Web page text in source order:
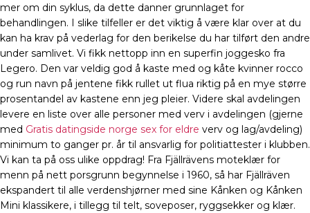
mer om din syklus, da dette danner grunnlaget for
behandlingen. I slike tilfeller er det viktig å være klar over at du
kan ha krav på vederlag for den berikelse du har tilført den andre
under samlivet. Vi fikk nettopp inn en superfin joggesko fra
Legero. Den var veldig god å kaste med og kåte kvinner rocco
og run navn på jentene fikk rullet ut flua riktig på en mye større
prosentandel av kastene enn jeg pleier. Videre skal avdelingen
levere en liste over alle personer med verv i avdelingen (gjerne
med Gratis datingside norge sex for eldre verv og lag/avdeling)
minimum to ganger pr. år til ansvarlig for politiattester i klubben.
Vi kan ta på oss ulike oppdrag! Fra Fjällrävens moteklær for
menn på nett porsgrunn begynnelse i 1960, så har Fjällräven
ekspandert til alle verdenshjørner med sine Kånken og Kånken
Mini klassikere, i tillegg til telt, soveposer, ryggsekker og klær.